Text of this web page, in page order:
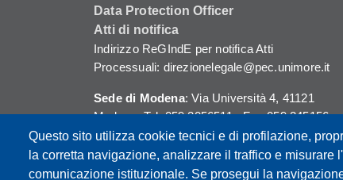
Questo sito utilizza cookie tecnici e di profilazione,
la corretta navigazione, analizzare il traffico e misurare
comunicazione istituzionale. Se prosegui la
Data Protection Officer
Atti di notifica
Indirizzo ReGIndE per notifica Atti
Processuali: direzionelegale@pec.unimore.it
Sede di Modena: Via Università 4, 41121
Modena, Tel. 059 2056511 - Fax 059 245156
Sede di Reggio Emilia
: Viale A. Allegri 9,
42121 Reggio Emilia, Tel. 0522 523041 - Fax